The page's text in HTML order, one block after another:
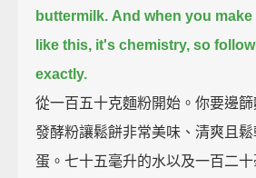
buttermilk. And when you
like this, it's chemistry, so
exactly.
從一百五十克麵粉開始。你要邊篩
發酵粉讓鬆餅非常美味、清爽且
蛋。七十五毫升的水以及一百二